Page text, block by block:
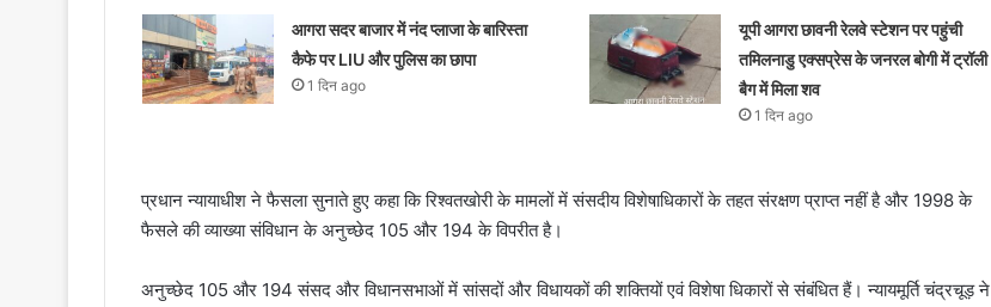
आगरा सदर बाजार में नंद प्लाजा के बारिस्ता
कैफे पर LIU और पुलिस का छापा
1 दिन ago
यूपी आगरा छावनी रेलवे स्टेशन पर पहुंची
तमिलनाडु एक्सप्रेस के जनरल बोगी में ट्रॉली
बैग में मिला शव
1 दिन ago
प्रधान न्यायाधीश ने फैसला सुनाते हुए कहा कि रिश्वतखोरी के मामलों में संसदीय विशेषाधिकारों के तहत संरक्षण प्राप्त नहीं है और 1998 के
फैसले की व्याख्या संविधान के अनुच्छेद 105 और 194 के विपरीत है।
अनुच्छेद 105 और 194 संसद और विधानसभाओं में सांसदों और विधायकों की शक्तियों एवं विशेषा धिकारों से संबंधित हैं। न्यायमूर्ति चंद्रचूड़ ने